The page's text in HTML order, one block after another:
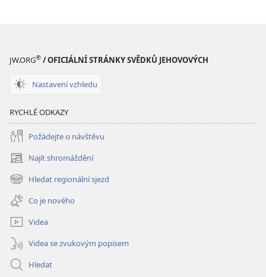
JW.ORG® / OFICIÁLNÍ STRÁNKY SVĚDKŮ JEHOVOVÝCH
Nastavení vzhledu
RYCHLÉ ODKAZY
Požádejte o návštěvu
Najít shromáždění
(otevřeno
nové
okno)
Hledat regionální sjezd
(otevřeno
nové
okno)
Co je nového
Videa
Videa se zvukovým popisem
Hledat